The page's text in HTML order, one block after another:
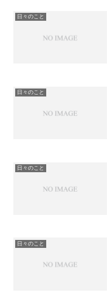
日々のこと
日々のこと
日々のこと
日々のこと